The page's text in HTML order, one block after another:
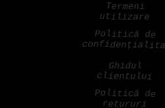
Termeni
utilizare
Politică de
Ghidul
clientului
Politică de
retururi